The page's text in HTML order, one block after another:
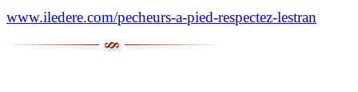
www.iledere.com/pecheurs-a-pied-respectez-lestran